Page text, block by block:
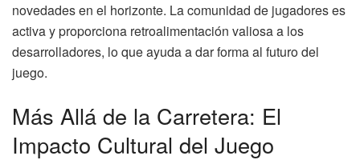
novedades en el horizonte. La comunidad de jugadores es
activa y proporciona retroalimentación valiosa a los
desarrolladores, lo que ayuda a dar forma al futuro del
juego.
Más Allá de la Carretera: El
Impacto Cultural del Juego